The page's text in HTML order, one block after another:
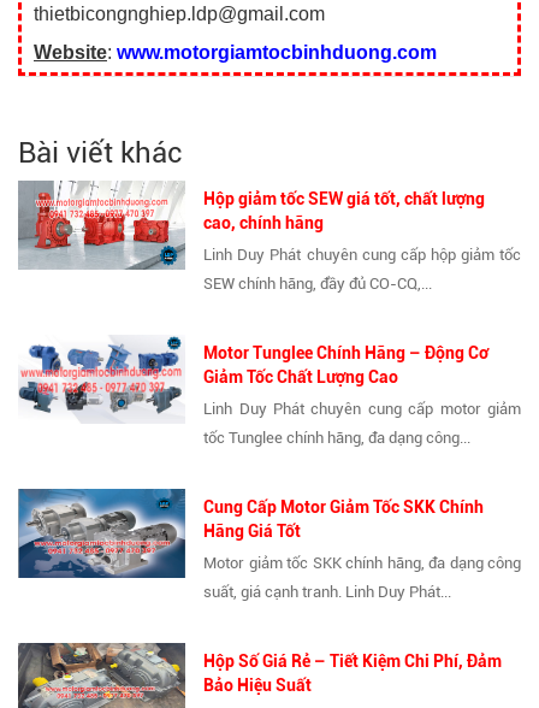
thietbicongnghiep.ldp@gmail.com
Website: www.motorgiamtocbinhduong.com
Bài viết khác
Hộp giảm tốc SEW giá tốt, chất lượng
cao, chính hãng
Linh Duy Phát chuyên cung cấp hộp giảm tốc
SEW chính hãng, đầy đủ CO-CQ,...
Motor Tunglee Chính Hãng – Động Cơ
Giảm Tốc Chất Lượng Cao
Linh Duy Phát chuyên cung cấp motor giảm
tốc Tunglee chính hãng, đa dạng công...
Cung Cấp Motor Giảm Tốc SKK Chính
Hãng Giá Tốt
Motor giảm tốc SKK chính hãng, đa dạng công
suất, giá cạnh tranh. Linh Duy Phát...
Hộp Số Giá Rẻ – Tiết Kiệm Chi Phí, Đảm
Bảo Hiệu Suất